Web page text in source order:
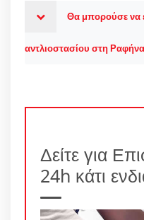
Θα μπορούσε να
αντλιοστασίου στη
Δείτε για
24h κάτι